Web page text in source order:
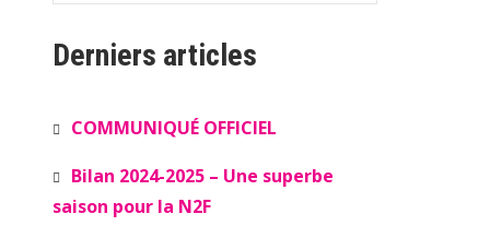
Derniers articles
COMMUNIQUÉ OFFICIEL
Bilan 2024-2025 – Une superbe
saison pour la N2F